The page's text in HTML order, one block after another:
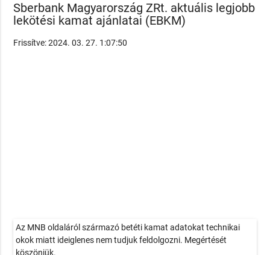
Sberbank Magyarország ZRt. aktuális legjobb
lekötési kamat ajánlatai (EBKM)
Frissítve: 2024. 03. 27. 1:07:50
Az MNB oldaláról származó betéti kamat adatokat technikai
okok miatt ideiglenes nem tudjuk feldolgozni. Megértését
köszönjük.